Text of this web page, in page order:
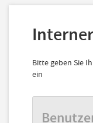
Bitte geben Sie
ein